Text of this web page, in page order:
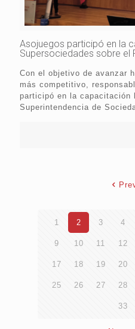
Asojuegos participó en la
Supersociedades sobre el
Con el objetivo de avanzar
más competitivo,
participó en la capacitación
Superintendencia de
1 2 3 4
9 10 11 12
17 18 19 20
25 26 27 28
33